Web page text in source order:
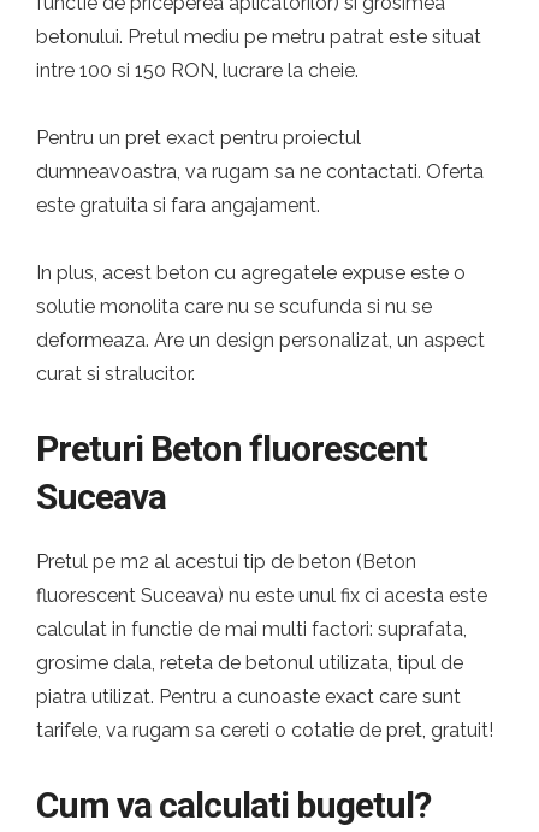
betonului. Pretul mediu pe metru patrat este situat
intre 100 si 150 RON, lucrare la cheie.
Pentru un pret exact pentru proiectul
dumneavoastra, va rugam sa ne contactati. Oferta
este gratuita si fara angajament.
In plus, acest beton cu agregatele expuse este o
solutie monolita care nu se scufunda si nu se
deformeaza. Are un design personalizat, un aspect
curat si stralucitor.
Preturi Beton fluorescent
Suceava
Pretul pe m2 al acestui tip de beton (Beton
fluorescent Suceava) nu este unul fix ci acesta este
calculat in functie de mai multi factori: suprafata,
grosime dala, reteta de betonul utilizata, tipul de
piatra utilizat. Pentru a cunoaste exact care sunt
tarifele, va rugam sa cereti o cotatie de pret, gratuit!
Cum va calculati bugetul?